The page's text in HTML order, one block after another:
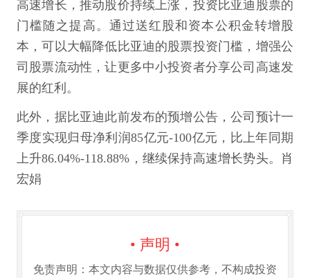
高速增长，推动股价持续上涨，投资比亚迪股票的
门槛随之提高。通过送红股和资本公积金转增股
本，可以大幅降低比亚迪的股票投资门槛，增强公
司股票流动性，让更多中小投资者分享公司高速发
展的红利。
此外，据比亚迪此前发布的预增公告，公司预计一
季度实现归母净利润85亿元-100亿元，比上年同期
上升86.04%-118.88%，继续保持高速增长势头。肖
宏娟
• 声明 •
免责声明：本文内容与数据仅供参考，不构成投资